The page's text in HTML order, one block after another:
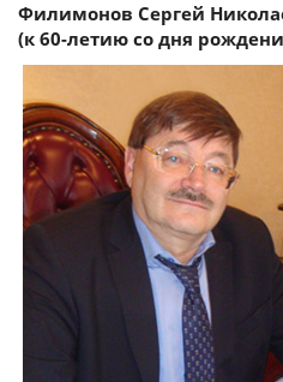
Филимонов Сергей
(к 60-летию со дня